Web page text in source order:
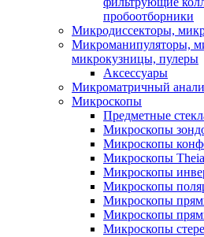
пробоотборники
Микродиссекторы,
Микроманипуляторы,
микрокузницы, пулеры
Аксессуары
Микроматричный
Микроскопы
Предметные
Микроскопы
Микроскопы
Микроскопы Theia
Микроскопы
Микроскопы
Микроскопы
Микроскопы
Микроскопы